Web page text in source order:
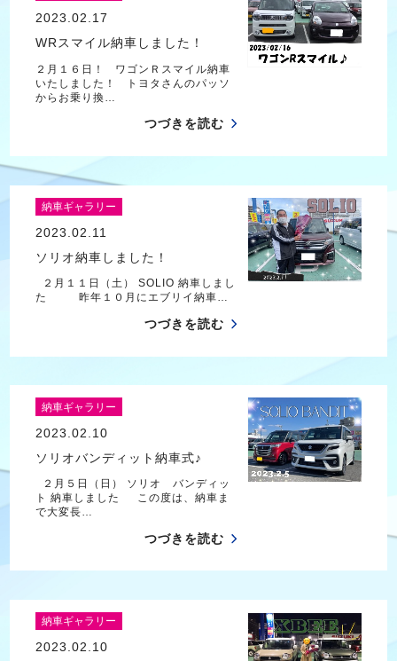
2023.02.17
WRスマイル納車しました！
２月１６日！ ワゴンＲスマイル納車
いたしました！ トヨタさんのパッソ
からお乗り換…
つづきを読む
納車ギャラリー
2023.02.11
ソリオ納車しました！
２月１１日（土） SOLIO 納車しまし
た 昨年１０月にエブリイ納車…
つづきを読む
納車ギャラリー
2023.02.10
ソリオバンディット納車式♪
２月５日（日） ソリオ バンディッ
ト 納車しました この度は、納車ま
で大変長…
つづきを読む
納車ギャラリー
2023.02.10